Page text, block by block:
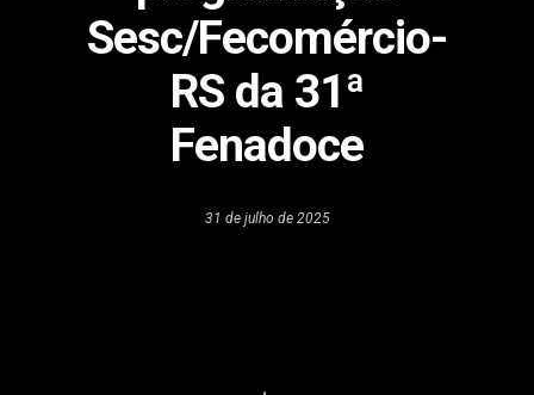
Sesc/Fecomércio-
RS da 31ª
Fenadoce
31 de julho de 2025